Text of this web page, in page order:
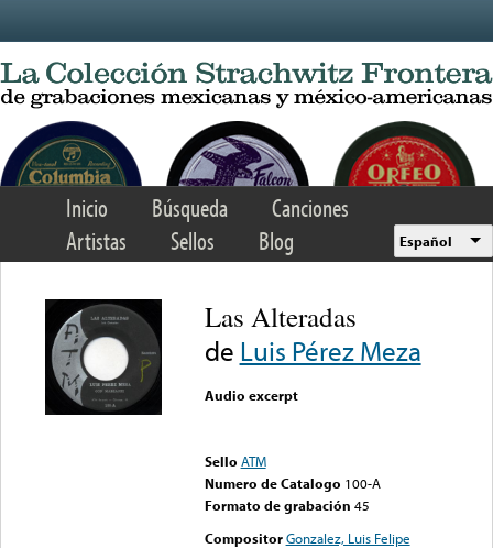
Inicio Búsqueda
Canciones
Artistas
Sellos Blog Español
Las Alteradas
de Luis Pérez Meza
Audio excerpt
Sello ATM
Numero de Catalogo 100-A
Formato de grabación 45
Compositor Gonzalez, Luis Felipe